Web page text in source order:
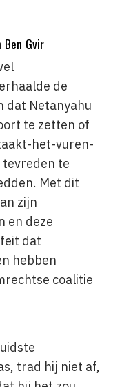
Ben Gvir
de
dat Netanyahu
te zetten of
het-vuren-
tevreden te
Met dit
zijn
en deze
dat
hebben
coalitie
trad hij niet af,